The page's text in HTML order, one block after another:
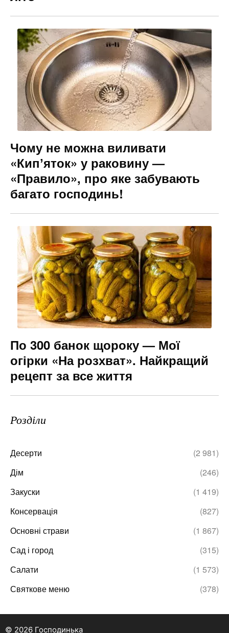
Чому не можна виливати
«Кипʼяток» у раковину —
«Правило», про яке забувають
багато господинь!
По 300 банок щороку — Мої
огірки «На розхват». Найкращий
рецепт за все життя
Розділи
Десерти
(2 981)
Дім
(246)
Закуски
(1 419)
Консервація
(827)
Основні страви
(1 867)
Сад і город
(315)
Салати
(1 573)
Святкове меню
(378)
© 2026 Господинька